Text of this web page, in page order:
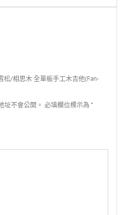
松/相思木 全單板手工木吉他(Fan-
址不會公開。 必填欄位標示為*